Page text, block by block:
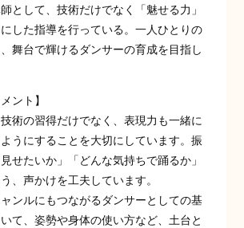
として、技術だけでなく「魅せる力」
した指導を行っている。一人ひとりの
舞台で輝けるダンサーの育成を目指し
ント】
術の習得だけでなく、表現力も一緒に
うにすることを大切にしています。振
せたいか」「どんな気持ちで踊るか」
、声かけを工夫しています。
ンルにもつながるダンサーとしての基
て、姿勢や身体の使い方など、土台と